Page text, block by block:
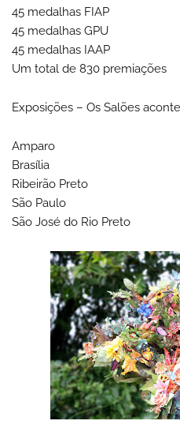
45 medalhas FIAP
45 medalhas GPU
45 medalhas IAAP
Um total de 830 premiações
Exposições – Os Salões
Amparo
Brasília
Ribeirão Preto
São Paulo
São José do Rio Preto